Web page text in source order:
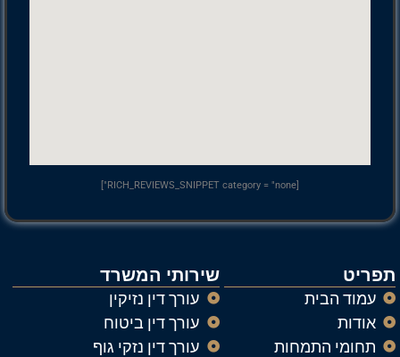
תפריט
עמוד הבית
אודות
תחומי התמחות
שירותי המשרד
עורך דין נזיקין
עורך דין ביטוח
עורך דין נזקי גוף